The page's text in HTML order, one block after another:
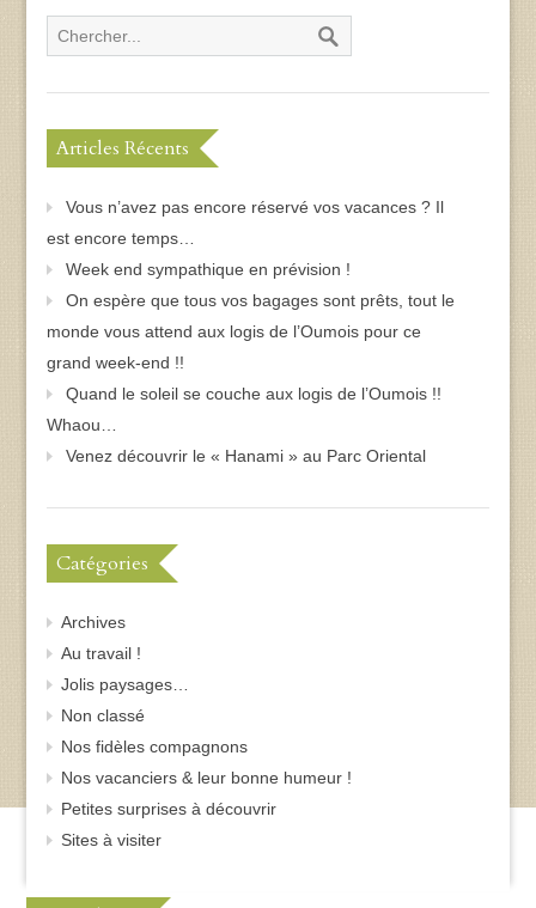
Articles Récents
Vous n’avez pas encore réservé vos vacances ? Il
est encore temps…
Week end sympathique en prévision !
On espère que tous vos bagages sont prêts, tout le
monde vous attend aux logis de l’Oumois pour ce
grand week-end !!
Quand le soleil se couche aux logis de l’Oumois !!
Whaou…
Venez découvrir le « Hanami » au Parc Oriental
Catégories
Archives
Au travail !
Jolis paysages…
Non classé
Nos fidèles compagnons
Nos vacanciers & leur bonne humeur !
Petites surprises à découvrir
Sites à visiter